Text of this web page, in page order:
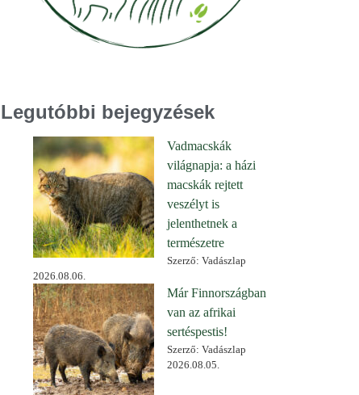
Legutóbbi bejegyzések
Vadmacskák
világnapja: a házi
macskák rejtett
veszélyt is
jelenthetnek a
természetre
Szerző: Vadászlap
2026.08.06.
Már Finnországban
van az afrikai
sertéspestis!
Szerző: Vadászlap
2026.08.05.